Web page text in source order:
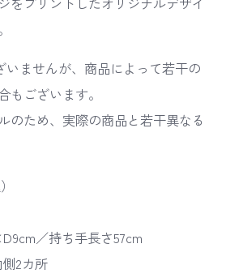
ませんが、商品によって若干の
もございます。
のため、実際の商品と若干異なる
／持ち手長さ57cm
2カ所